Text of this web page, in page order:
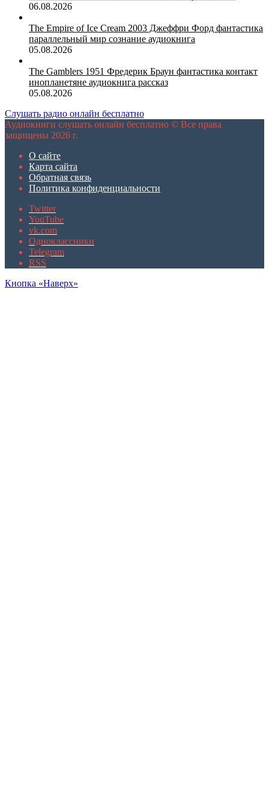
06.08.2026
The Empire of Ice Cream 2003 Джеффри Форд фантастика
параллельный мир сознание аудиокнига
05.08.2026
The Gamblers 1951 Фредерик Браун фантастика контакт
инопланетяне аудиокнига рассказ
05.08.2026
Слушать радио онлайн бесплатно
Аудиокниги слушать онлайн бесплатно © Все права
защищены 2026 г.
О сайте
Карта сайта
Обратная связь
Политика конфиденциальности
Twitter
YouTube
vk.com
Одноклассники
Telegram
RSS
Кнопка «Наверх»